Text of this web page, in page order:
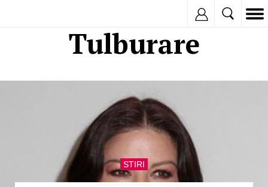
Tulburare
STIRI